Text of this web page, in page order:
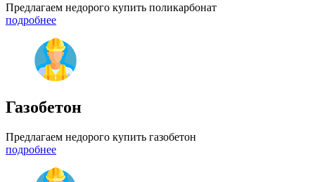
Предлагаем недорого купить поликарбонат
подробнее
Газобетон
Предлагаем недорого купить газобетон
подробнее